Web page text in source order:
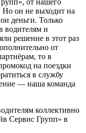
Но он не выходит на
деньги. Только
водителям и
решение в этот раз
от
то в
на поездки
в службу
— наша команда
коллективно
Сервис Групп» в